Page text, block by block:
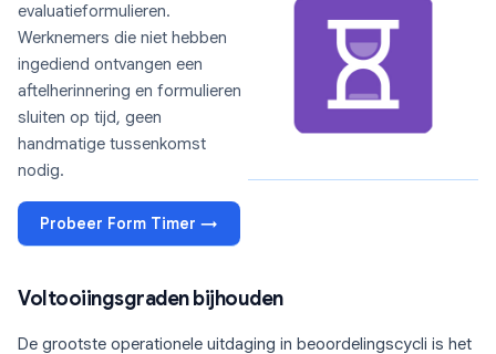
evaluatieformulieren.
Werknemers die niet hebben
ingediend ontvangen een
aftelherinnering en formulieren
sluiten op tijd, geen
handmatige tussenkomst
nodig.
Probeer Form Timer →
Voltooiingsgraden bijhouden
De grootste operationele uitdaging in beoordelingscycli is het